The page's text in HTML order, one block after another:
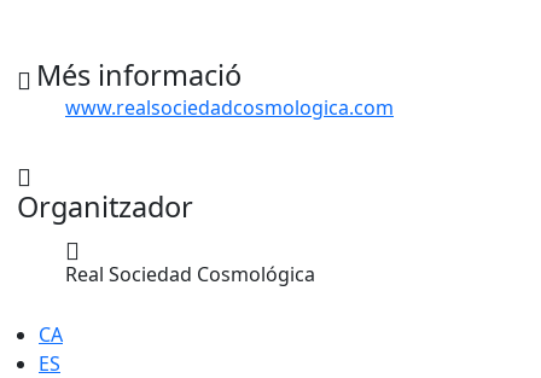
Més informació
www.realsociedadcosmologica.com
Organitzador
Real Sociedad Cosmológica
CA
ES